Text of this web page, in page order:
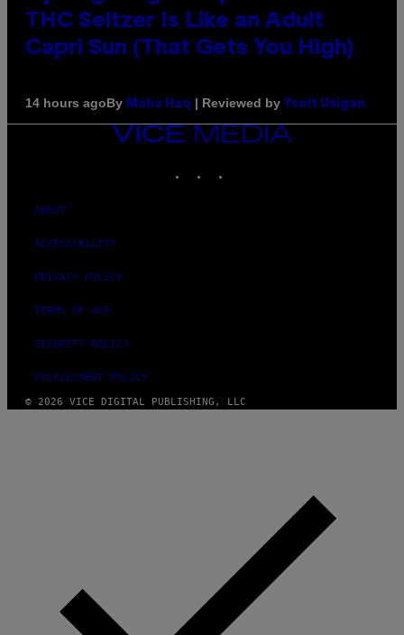
THC Seltzer Is Like an Adult
Capri Sun (That Gets You High)
14 hours agoBy Maha Haq | Reviewed by Ysolt Usigan
VICE
MEDIA
ABOUT
ACCESSIBILITY
PRIVACY POLICY
TERMS OF USE
SECURITY POLICY
FULFILLMENT POLICY
© 2026 VICE DIGITAL PUBLISHING, LLC